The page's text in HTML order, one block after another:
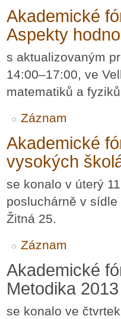
Akademické
Aspekty
s aktualizovaným
14:00–17:00, ve
matematiků a
Záznam
Akademické
vysokých
se konalo v úterý
posluchárně v
Žitná 25.
Záznam
Akademické
Metodika 2013
se konalo ve